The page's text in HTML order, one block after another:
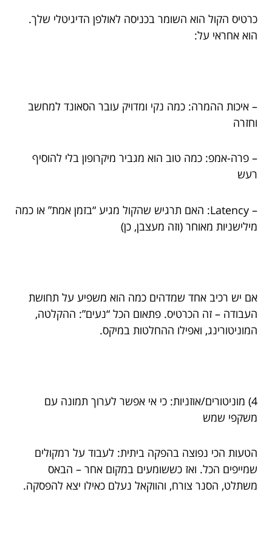
כרטיס הקול הוא השומר בכניסה לאולפן הדיגיטלי שלך.
הוא אחראי על:
– איכות ההמרה: כמה נקי ומדויק עובר הסאונד למחשב
וחזרה
– פרה-אמפ: כמה טוב הוא מגביר מיקרופון בלי להוסיף
רעש
– Latency: האם תרגיש שהקול מגיע “בזמן אמת” או כמה
מילישניות מאוחר (וזה מעצבן, כן)
אם יש רכיב אחד שמדהים כמה הוא משפיע על תחושת
העבודה – זה הכרטיס. פתאום הכל “נעים”: ההקלטה,
המוניטורינג, ואפילו ההחלטות במיקס.
4) מוניטורים/אוזניות: כי אי אפשר לערוך תמונה עם
משקפי שמש
הטעות הכי נפוצה בהפקה ביתית: לעבוד על רמקולים
שמייפים הכל. ואז כששומעים במקום אחר – הבאס
משתלט, הסנר צורח, והווקאל נעלם כאילו יצא להפסקה.